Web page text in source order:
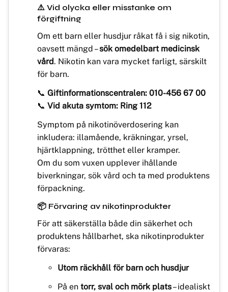
⚠️ Vid olycka eller misstanke om
förgiftning
Om ett barn eller husdjur råkat få i sig nikotin,
oavsett mängd –sök omedelbart medicinsk
vård. Nikotin kan vara mycket farligt, särskilt
för barn.
📞 Giftinformationscentralen: 010-456 67 00
📞 Vid akuta symtom: Ring 112
Symptom på nikotinöverdosering kan
inkludera: illamående, kräkningar, yrsel,
hjärtklappning, trötthet eller kramper.
Om du som vuxen upplever ihållande
biverkningar, sök vård och ta med produktens
förpackning.
📦 Förvaring av nikotinprodukter
För att säkerställa både din säkerhet och
produktens hållbarhet, ska nikotinprodukter
förvaras:
Utom räckhåll för barn och husdjur
På en torr, sval och mörk plats– idealiskt